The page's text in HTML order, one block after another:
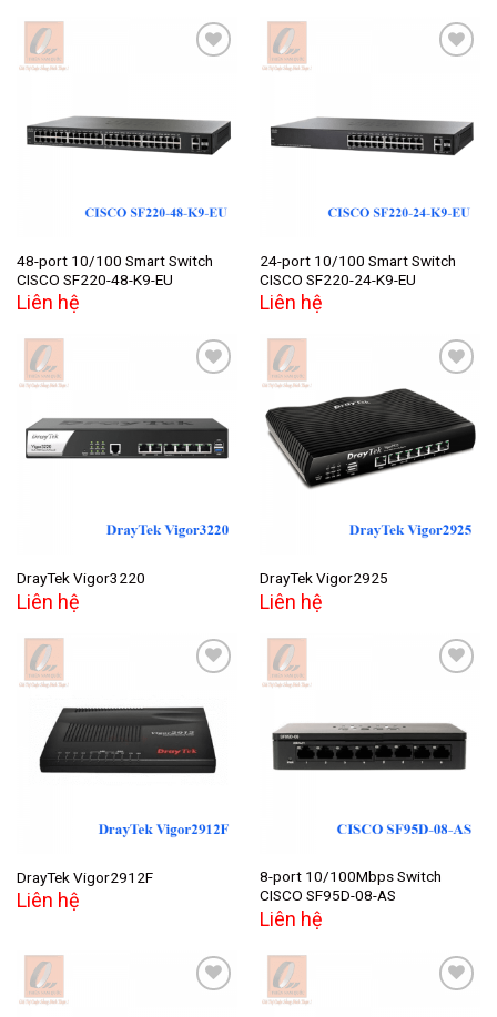
wishlist
48-port 10/100 Smart Switch
CISCO SF220-48-K9-EU
Liên hệ
wishlist
24-port 10/100 Smart Switch
CISCO SF220-24-K9-EU
Liên hệ
Add to
wishlist
DrayTek Vigor3220
Liên hệ
Add to
wishlist
DrayTek Vigor2925
Liên hệ
Add to
wishlist
DrayTek Vigor2912F
Liên hệ
Add to
wishlist
8-port 10/100Mbps Switch
CISCO SF95D-08-AS
Liên hệ